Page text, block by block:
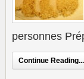
personnes
Continue Reading...